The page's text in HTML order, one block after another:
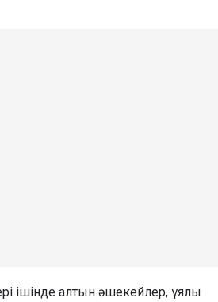
ішінде алтын әшекейлер, ұялы